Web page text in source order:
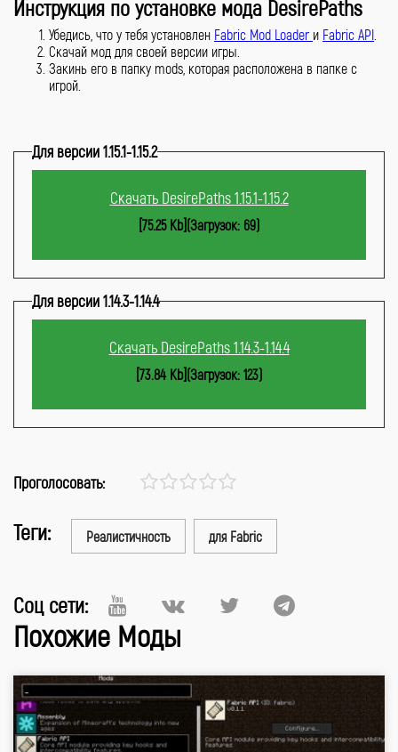
Инструкция по установке мода DesirePaths
Убедись, что у тебя установлен Fabric Mod Loader и Fabric API
Скачай мод для своей версии игры.
Закинь его в папку mods, которая расположена в папке с
игрой.
Для версии 1.15.1-1.15.2
Скачать DesirePaths 1.15.1-1.15.2
[75.25 Kb](Загрузок: 69)
Для версии 1.14.3-1.14.4
Скачать DesirePaths 1.14.3-1.14.4
[73.84 Kb](Загрузок: 123)
Проголосовать:
Теги: Реалистичность для Fabric
Соц сети:
Похожие Моды